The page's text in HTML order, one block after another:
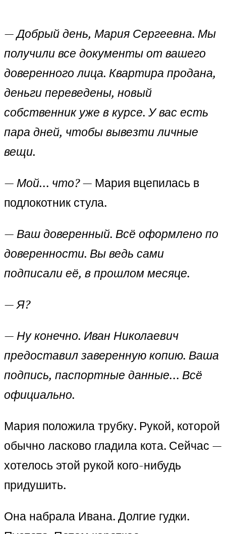
—Добрый день, Мария Сергеевна. Мы
получили все документы от вашего
доверенного лица. Квартира продана,
деньги переведены, новый
собственник уже в курсе. У вас есть
пара дней, чтобы вывезти личные
вещи.
—Мой… что?— Мария вцепилась в
подлокотник стула.
—Ваш доверенный. Всё оформлено по
доверенности. Вы ведь сами
подписали её, в прошлом месяце.
—Я?
—Ну конечно. Иван Николаевич
предоставил заверенную копию. Ваша
подпись, паспортные данные… Всё
официально.
Мария положила трубку. Рукой, которой
обычно ласково гладила кота. Сейчас —
хотелось этой рукой кого-нибудь
придушить.
Она набрала Ивана. Долгие гудки.